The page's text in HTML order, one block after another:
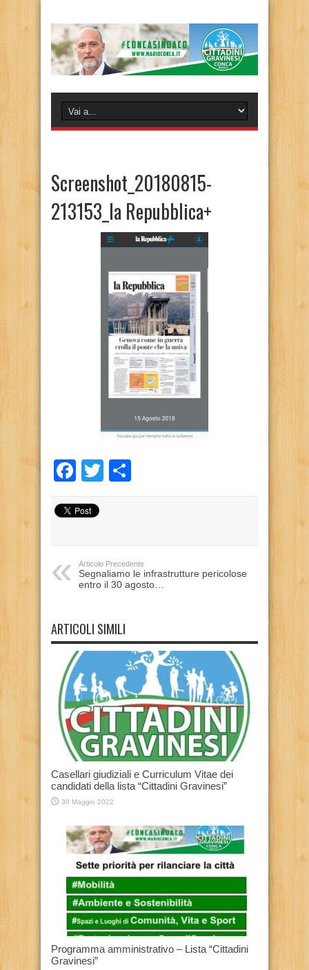
Screenshot_20180815-
213153_la Repubblica+
Facebook
Twitter
Articolo Precedente
Segnaliamo le infrastrutture pericolose
entro il 30 agosto…
ARTICOLI SIMILI
Casellari giudiziali e Curriculum Vitae dei
candidati della lista “Cittadini Gravinesi”
30 Maggio 2022
Programma amministrativo – Lista “Cittadini
Gravinesi”